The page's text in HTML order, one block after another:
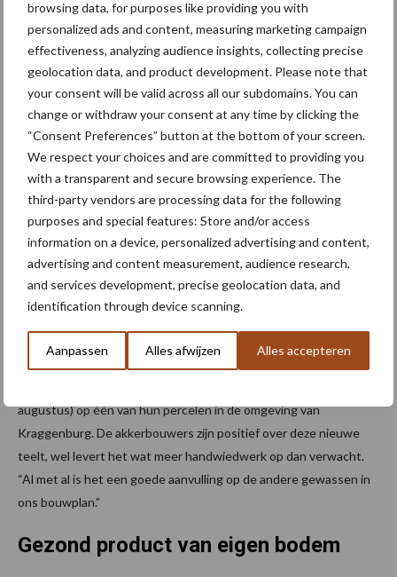
browsing data, for purposes like providing you with
personalized ads and content, measuring marketing campaign
effectiveness, analyzing audience insights, collecting precise
geolocation data, and product development. Please note that
your consent will be valid across all our subdomains. You can
change or withdraw your consent at any time by clicking the
“Consent Preferences” button at the bottom of your screen.
We respect your choices and are committed to providing you
with a transparent and secure browsing experience. The
third-party vendors are processing data for the following
purposes and special features: Store and/or access
information on a device, personalized advertising and content,
advertising and content measurement, audience research,
and services development, precise geolocation data, and
identification through device scanning.
Aanpassen Alles afwijzen Alles accepteren
gezonde gewassen van eigen bodem komen.”
Mooie aanvulling op ons bouwplan
Eén van de Nederlandse telers is Willem Remijnse, akkerbouwer
in Kraggenburg. Op zijn biologisch akkerbouwbedrijf De
Zeebodem Hoeve teelt hij sinds drie jaar quinoa samen met zijn
vrouw Elly en zoon Ton. Dit jaar bestond acht hectare van hun
landbouwgrond uit quinoa. “We wilden graag weer eens iets
ons aan, omdat het een duurzame teelt is. Als we dit gewas hier
kunnen verbouwen, hoeft er minder quinoa uit het verre Zuid-
Amerika te worden geïmporteerd.
Daarnaast past dit gewas goed bij warmere en drogere zomers,
augustus) op één van hun percelen in de omgeving van
Kraggenburg. De akkerbouwers zijn positief over deze nieuwe
teelt, wel levert het wat meer handwiedwerk op dan verwacht.
“Al met al is het een goede aanvulling op de andere gewassen in
ons bouwplan.”
Gezond product van eigen bodem